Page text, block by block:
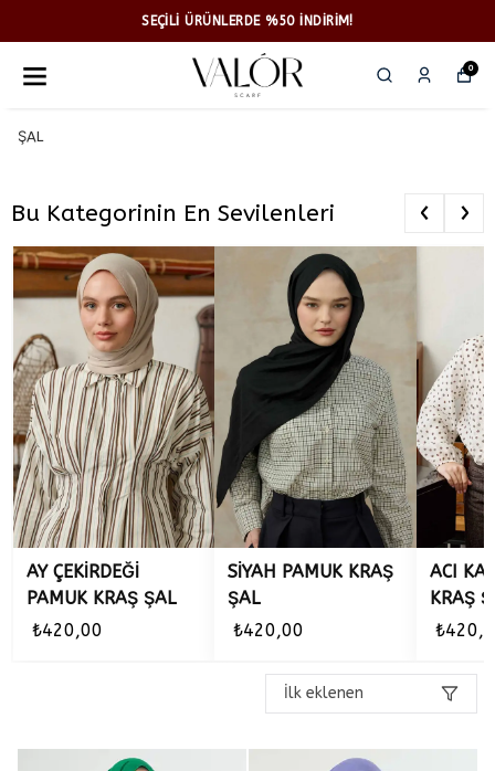
SEÇİLİ ÜRÜNLERDE %50 İNDİRİM!
0
ŞAL
Bu Kategorinin En Sevilenleri ‹ ›
AY ÇEKİRDEĞİ
PAMUK KRAŞ ŞAL
₺420,00
SİYAH PAMUK KRAŞ
ŞAL
₺420,00
ACI
KRAŞ
İlk eklenen